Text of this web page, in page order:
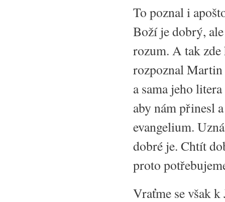
To poznal i
Boží je dobrý,
rozum. A tak
rozpoznal
a sama jeho
aby nám přinesl
evangelium.
dobré je. Chtít
proto
Vraťme se však